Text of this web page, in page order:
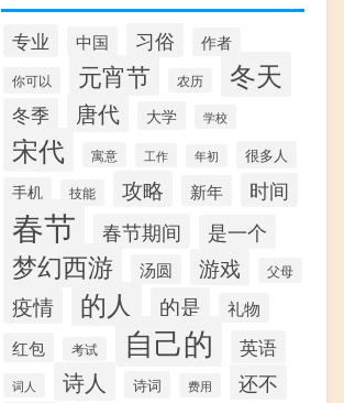
专业 中国 习俗 作者
你可以 元宵节 农历 冬天
冬季 唐代 大学 学校
宋代 寓意 工作 年初 很多人
手机 技能 攻略 新年 时间
春节 春节期间 是一个
梦幻西游 汤圆 游戏 父母
疫情 的人 的是
礼物
红包
考试 自己的 英语
词人 诗人 诗词 费用 还不